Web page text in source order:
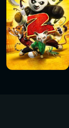
Sledovat
nyní
Sledovat
nyní